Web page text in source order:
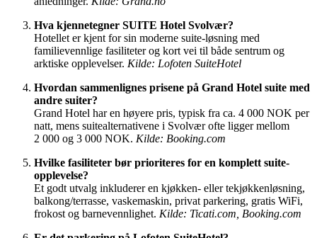
Hva kjennetegner SUITE Hotel Svolvær?
Hotellet er kjent for sin moderne suite-løsning med
familievennlige fasiliteter og kort vei til både sentrum og
arktiske opplevelser. Kilde: Lofoten SuiteHotel
Hvordan sammenlignes prisene på Grand Hotel suite med
andre suiter?
Grand Hotel har en høyere pris, typisk fra ca. 4 000 NOK per
natt, mens suitealternativene i Svolvær ofte ligger mellom
2 000 og 3 000 NOK. Kilde: Booking.com
Hvilke fasiliteter bør prioriteres for en komplett suite-
opplevelse?
Et godt utvalg inkluderer en kjøkken- eller tekjøkkenløsning,
balkong/terrasse, vaskemaskin, privat parkering, gratis WiFi,
frokost og barnevennlighet. Kilde: Ticati.com, Booking.com